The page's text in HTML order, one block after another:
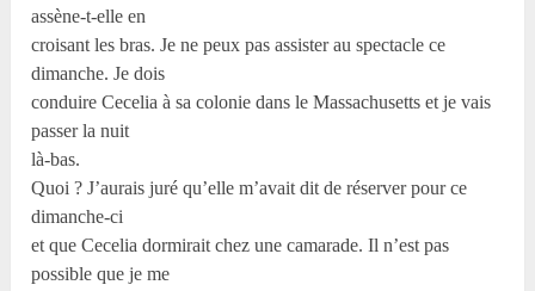
assène-t-elle en
croisant les bras. Je ne peux pas assister au spectacle ce
dimanche. Je dois
conduire Cecelia à sa colonie dans le Massachusetts et je vais
passer la nuit
là-bas.
Quoi ? J’aurais juré qu’elle m’avait dit de réserver pour ce
dimanche-ci
et que Cecelia dormirait chez une camarade. Il n’est pas
possible que je me